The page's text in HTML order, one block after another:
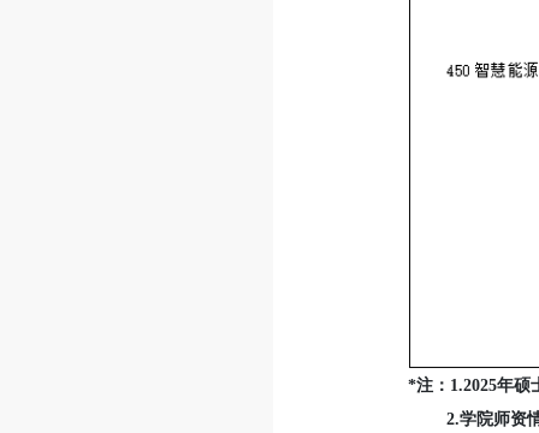
*注：1.2025年硕
2.学院师资